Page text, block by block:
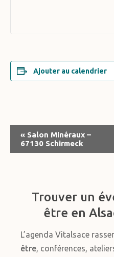
Ajouter au calendrier
Navigation
Évènement
« Salon Minéraux –
67130 Schirmeck
Trouver un
être en
L’agenda Vitalsace
être, conférences,